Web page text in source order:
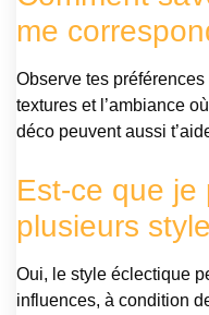
me
Observe tes
textures et l’ambiance
déco peuvent aussi
Est-ce que je
plusieurs
Oui, le style éclectique
influences, à condition